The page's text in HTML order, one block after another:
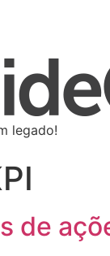
legado!
de